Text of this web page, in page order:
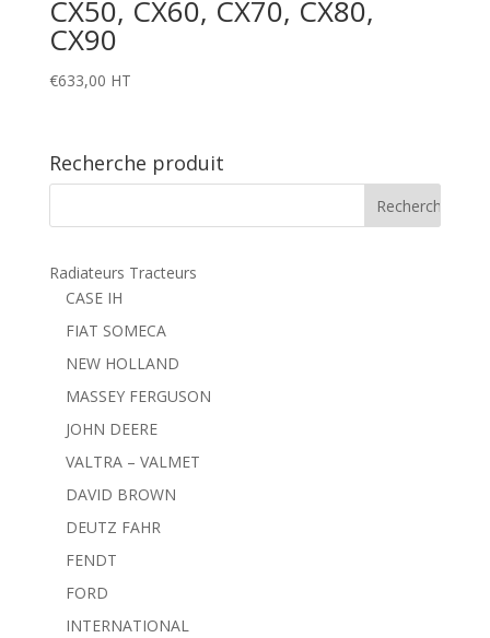
CX50, CX60, CX70, CX80,
CX90
€633,00 HT
Recherche produit
Radiateurs Tracteurs
CASE IH
FIAT SOMECA
NEW HOLLAND
MASSEY FERGUSON
JOHN DEERE
VALTRA – VALMET
DAVID BROWN
DEUTZ FAHR
FENDT
FORD
INTERNATIONAL